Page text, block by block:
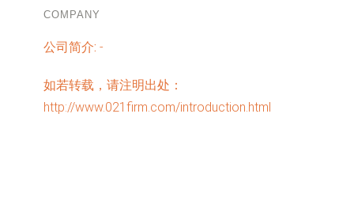
COMPANY
公司简介: -
如若转载，请注明出处：
http://www.021firm.com/introduction.html